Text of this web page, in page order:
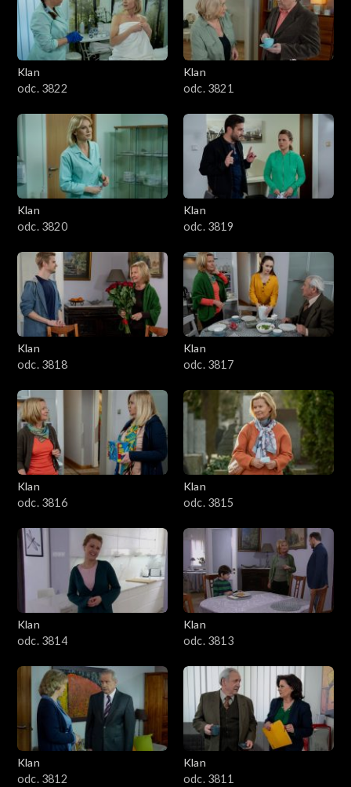
Klan
odc. 3822
Klan
odc. 3821
Klan
odc. 3820
Klan
odc. 3819
Klan
odc. 3818
Klan
odc. 3817
Klan
odc. 3816
Klan
odc. 3815
Klan
odc. 3814
Klan
odc. 3813
Klan
odc. 3812
Klan
odc. 3811